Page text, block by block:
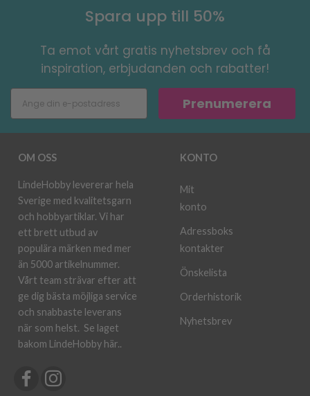
Spara upp till 50%
Ta emot vårt gratis nyhetsbrev och få
inspiration, erbjudanden och rabatter!
Prenumerera
OM OSS
LindeHobby levererar hela
Sverige med kvalitetsgarn
och hobbyartiklar. Vi har
ett brett utbud av
populära märken med mer
än 5000 artikelnummer.
Vårt team strävar efter att
ge dig bästa möjliga service
och snabbaste leverans
när som helst. Se laget
bakom LindeHobby här..
KONTO
Mit
konto
Adressboks
kontakter
Önskelista
Orderhistorik
Nyhetsbrev